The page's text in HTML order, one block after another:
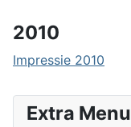
2010
Impressie 2010
Extra Menu